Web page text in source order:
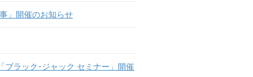
」開催のお知らせ
ブラック･ジャック セミナー」開催